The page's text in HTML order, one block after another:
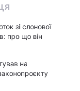
зі слонової
про що він
на